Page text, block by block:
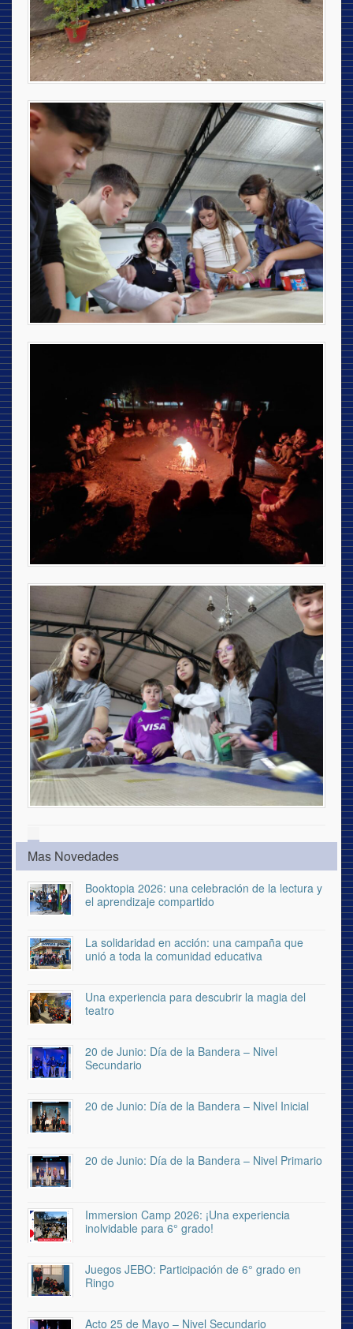
Mas Novedades
Booktopia 2026: una celebración de la lectura y
el aprendizaje compartido
La solidaridad en acción: una campaña que
unió a toda la comunidad educativa
Una experiencia para descubrir la magia del
teatro
20 de Junio: Día de la Bandera – Nivel
Secundario
20 de Junio: Día de la Bandera – Nivel Inicial
20 de Junio: Día de la Bandera – Nivel Primario
Immersion Camp 2026: ¡Una experiencia
inolvidable para 6° grado!
Juegos JEBO: Participación de 6° grado en
Ringo
Acto 25 de Mayo – Nivel Secundario